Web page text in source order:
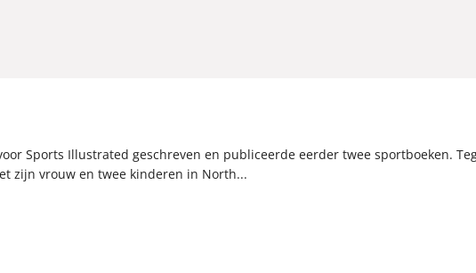
Sports Illustrated geschreven en publiceerde eerder twee sportboeken.
zijn vrouw en twee kinderen in North...